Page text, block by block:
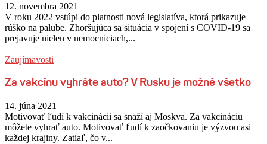
12. novembra 2021
V roku 2022 vstúpi do platnosti nová legislatíva, ktorá prikazuje
rúško na palube. Zhoršujúca sa situácia v spojení s COVID-19 sa
prejavuje nielen v nemocniciach,...
Zaujímavosti
Za vakcínu vyhráte auto? V Rusku je možné všetko
14. júna 2021
Motivovať ľudí k vakcinácii sa snaží aj Moskva. Za vakcináciu
môžete vyhrať auto. Motivovať ľudí k zaočkovaniu je výzvou asi
každej krajiny. Zatiaľ, čo v...